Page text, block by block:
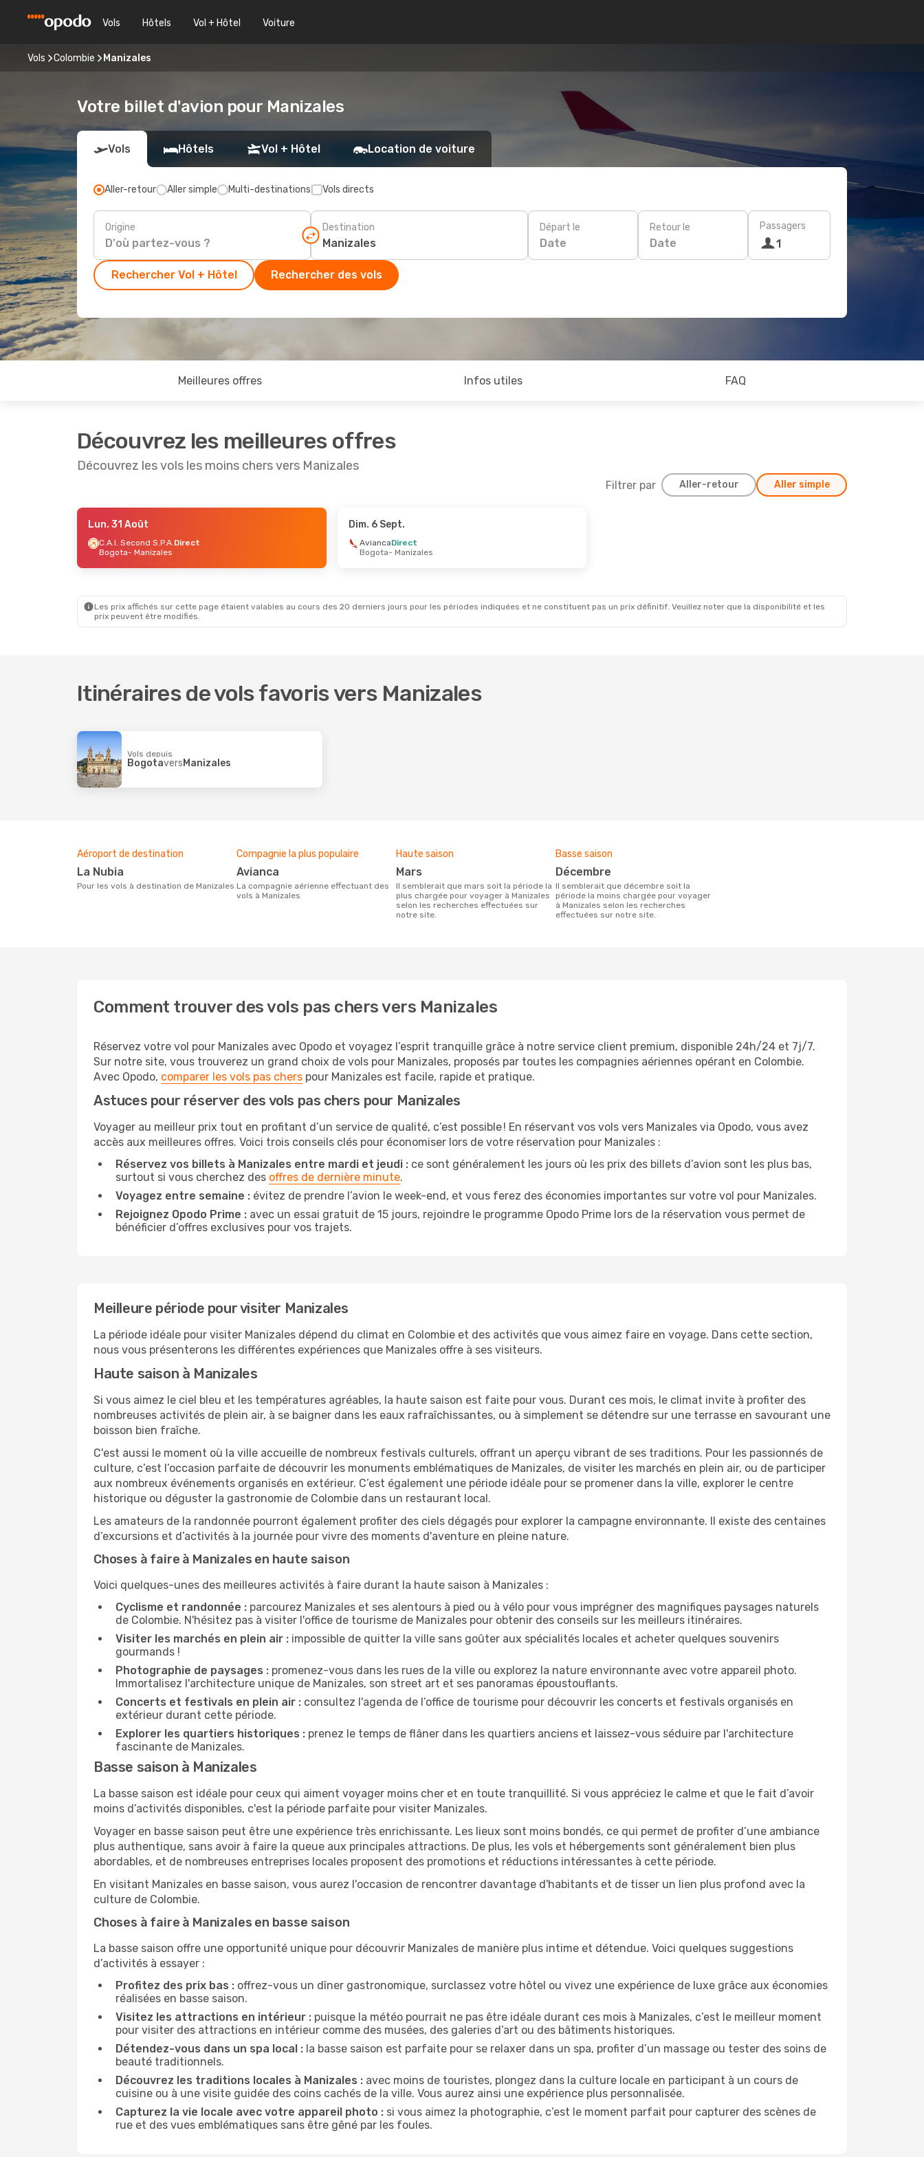
Vols Hôtels Vol + Hôtel Voiture
Vols Colombie Manizales
Votre billet d'avion pour Manizales
Vols Hôtels Vol + Hôtel Location de voiture
Aller-retour Aller simple Multi-destinations Vols directs
Origine Destination Départ le
Date
Retour le
Date
Passagers
1
Rechercher Vol + Hôtel Rechercher des vols
Meilleures offres Infos utiles FAQ
Découvrez les meilleures offres
Découvrez les vols les moins chers vers Manizales
Filtrer par Aller-retour Aller simple
- Sam. 5 Sept.
- Manizales
Lun. 31 Août
C.A.I. Second S.P.A.Direct
Bogota- Manizales
Dim. 6 Sept.
AviancaDirect
Bogota- Manizales
Les prix affichés sur cette page étaient valables au cours des 20 derniers jours pour les périodes indiquées et ne constituent pas un prix définitif. Veuillez noter que la disponibilité et les
prix peuvent être modifiés.
Itinéraires de vols favoris vers Manizales
Vols depuis
BogotaversManizales
Aéroport de destination
La Nubia
Pour les vols à destination de Manizales
Compagnie la plus populaire
Avianca
La compagnie aérienne effectuant des
vols à Manizales
Haute saison
mars
Il semblerait que mars soit la période la
plus chargée pour voyager à Manizales
selon les recherches effectuées sur
notre site.
Basse saison
décembre
Il semblerait que décembre soit la
période la moins chargée pour voyager
à Manizales selon les recherches
effectuées sur notre site.
Comment trouver des vols pas chers vers Manizales
Réservez votre vol pour Manizales avec Opodo et voyagez l’esprit tranquille grâce à notre service client premium, disponible 24h/24 et 7j/7.
Sur notre site, vous trouverez un grand choix de vols pour Manizales, proposés par toutes les compagnies aériennes opérant en Colombie.
Avec Opodo, comparer les vols pas chers pour Manizales est facile, rapide et pratique.
Astuces pour réserver des vols pas chers pour Manizales
Voyager au meilleur prix tout en profitant d’un service de qualité, c’est possible ! En réservant vos vols vers Manizales via Opodo, vous avez
accès aux meilleures offres. Voici trois conseils clés pour économiser lors de votre réservation pour Manizales :
Réservez vos billets à Manizales entre mardi et jeudi : ce sont généralement les jours où les prix des billets d’avion sont les plus bas,
surtout si vous cherchez des offres de dernière minute.
Voyagez entre semaine : évitez de prendre l’avion le week-end, et vous ferez des économies importantes sur votre vol pour Manizales.
Rejoignez Opodo Prime : avec un essai gratuit de 15 jours, rejoindre le programme Opodo Prime lors de la réservation vous permet de
bénéficier d’offres exclusives pour vos trajets.
Meilleure période pour visiter Manizales
La période idéale pour visiter Manizales dépend du climat en Colombie et des activités que vous aimez faire en voyage. Dans cette section,
nous vous présenterons les différentes expériences que Manizales offre à ses visiteurs.
Haute saison à Manizales
Si vous aimez le ciel bleu et les températures agréables, la haute saison est faite pour vous. Durant ces mois, le climat invite à profiter des
nombreuses activités de plein air, à se baigner dans les eaux rafraîchissantes, ou à simplement se détendre sur une terrasse en savourant une
boisson bien fraîche.
C'est aussi le moment où la ville accueille de nombreux festivals culturels, offrant un aperçu vibrant de ses traditions. Pour les passionnés de
culture, c’est l’occasion parfaite de découvrir les monuments emblématiques de Manizales, de visiter les marchés en plein air, ou de participer
aux nombreux événements organisés en extérieur. C’est également une période idéale pour se promener dans la ville, explorer le centre
historique ou déguster la gastronomie de Colombie dans un restaurant local.
Les amateurs de la randonnée pourront également profiter des ciels dégagés pour explorer la campagne environnante. Il existe des centaines
d’excursions et d’activités à la journée pour vivre des moments d'aventure en pleine nature.
Choses à faire à Manizales en haute saison
Voici quelques-unes des meilleures activités à faire durant la haute saison à Manizales :
Cyclisme et randonnée : parcourez Manizales et ses alentours à pied ou à vélo pour vous imprégner des magnifiques paysages naturels
de Colombie. N'hésitez pas à visiter l'office de tourisme de Manizales pour obtenir des conseils sur les meilleurs itinéraires.
Visiter les marchés en plein air : impossible de quitter la ville sans goûter aux spécialités locales et acheter quelques souvenirs
gourmands !
Photographie de paysages : promenez-vous dans les rues de la ville ou explorez la nature environnante avec votre appareil photo.
Immortalisez l'architecture unique de Manizales, son street art et ses panoramas époustouflants.
Concerts et festivals en plein air : consultez l'agenda de l’office de tourisme pour découvrir les concerts et festivals organisés en
extérieur durant cette période.
Explorer les quartiers historiques : prenez le temps de flâner dans les quartiers anciens et laissez-vous séduire par l'architecture
fascinante de Manizales.
Basse saison à Manizales
La basse saison est idéale pour ceux qui aiment voyager moins cher et en toute tranquillité. Si vous appréciez le calme et que le fait d’avoir
moins d’activités disponibles, c'est la période parfaite pour visiter Manizales.
Voyager en basse saison peut être une expérience très enrichissante. Les lieux sont moins bondés, ce qui permet de profiter d’une ambiance
plus authentique, sans avoir à faire la queue aux principales attractions. De plus, les vols et hébergements sont généralement bien plus
abordables, et de nombreuses entreprises locales proposent des promotions et réductions intéressantes à cette période.
En visitant Manizales en basse saison, vous aurez l'occasion de rencontrer davantage d'habitants et de tisser un lien plus profond avec la
culture de Colombie.
Choses à faire à Manizales en basse saison
La basse saison offre une opportunité unique pour découvrir Manizales de manière plus intime et détendue. Voici quelques suggestions
d’activités à essayer :
Profitez des prix bas : offrez-vous un dîner gastronomique, surclassez votre hôtel ou vivez une expérience de luxe grâce aux économies
réalisées en basse saison.
Visitez les attractions en intérieur : puisque la météo pourrait ne pas être idéale durant ces mois à Manizales, c’est le meilleur moment
pour visiter des attractions en intérieur comme des musées, des galeries d’art ou des bâtiments historiques.
Détendez-vous dans un spa local : la basse saison est parfaite pour se relaxer dans un spa, profiter d’un massage ou tester des soins de
beauté traditionnels.
Découvrez les traditions locales à Manizales : avec moins de touristes, plongez dans la culture locale en participant à un cours de
cuisine ou à une visite guidée des coins cachés de la ville. Vous aurez ainsi une expérience plus personnalisée.
Capturez la vie locale avec votre appareil photo : si vous aimez la photographie, c’est le moment parfait pour capturer des scènes de
rue et des vues emblématiques sans être gêné par les foules.